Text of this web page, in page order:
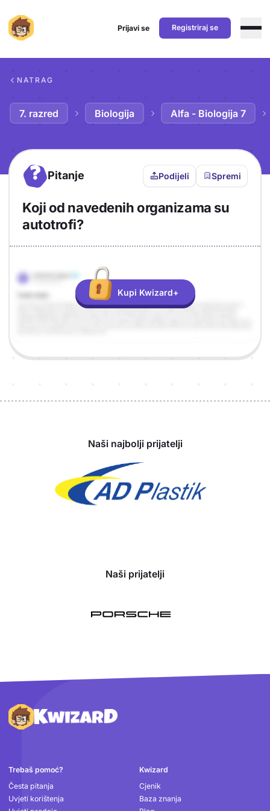
Prijavi se Registriraj se
NATRAG
7. razred Biologija Alfa - Biologija 7
? Pitanje Podijeli Spremi
Koji od navedenih organizama su
autotrofi?
Odgovor
Objašnjenje
Kupi Kwizard+
Naši najbolji prijatelji
Naši prijatelji
Podnožje
Trebaš pomoć?
Česta pitanja
Uvjeti korištenja
Kwizard
Cjenik
Baza znanja